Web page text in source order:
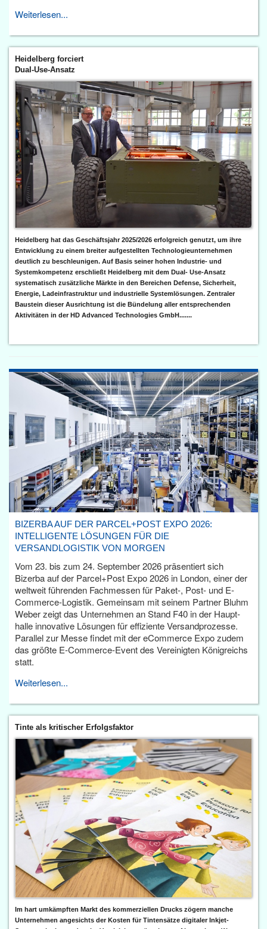
Weiterlesen...
Heidelberg forciert
Dual-Use-Ansatz
Heidelberg hat das Geschäftsjahr 2025/2026 erfolgreich genutzt, um ihre
Entwicklung zu einem breiter aufgestellten Technologieunternehmen
deutlich zu beschleunigen. Auf Basis seiner hohen Industrie- und
Systemkompetenz erschließt Heidelberg mit dem Dual- Use-Ansatz
systematisch zusätzliche Märkte in den Bereichen Defense, Sicherheit,
Energie, Ladeinfrastruktur und industrielle Systemlösungen. Zentraler
Baustein dieser Ausrichtung ist die Bündelung aller entsprechenden
Aktivitäten in der HD Advanced Technologies GmbH.......
BIZERBA AUF DER PARCEL+POST EXPO 2026:
INTELLIGENTE LÖSUNGEN FÜR DIE
VERSANDLOGISTIK VON MORGEN
Vom 23. bis zum 24. September 2026 präsentiert sich
Bizerba auf der Parcel+Post Expo 2026 in London, einer der
weltweit führenden Fachmessen für Paket-, Post- und E-
Commerce-Logistik. Gemeinsam mit seinem Partner Bluhm
Weber zeigt das Unternehmen an Stand F40 in der Haupt­
halle innovative Lösungen für effiziente Versandprozesse.
Parallel zur Messe findet mit der eCommerce Expo zudem
das größte E-Commerce-Event des Vereinigten Königreichs
statt.
Weiterlesen...
Tinte als kritischer Erfolgsfaktor
Im hart umkämpften Markt des kommerziellen Drucks zögern manche
Unternehmen angesichts der Kosten für Tintensätze digitaler Inkjet-